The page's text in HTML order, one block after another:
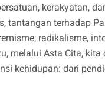
kerakyatan,
tantangan terhadap
radikalisme,
melalui Asta Cita,
kehidupan: dari